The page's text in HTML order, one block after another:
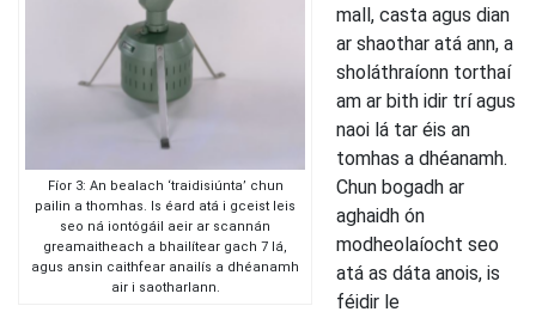
Fíor 3: An bealach ‘traidisiúnta’ chun
pailin a thomhas. Is éard atá i gceist leis
seo ná iontógáil aeir ar scannán
greamaitheach a bhailítear gach 7 lá,
agus ansin caithfear anailís a dhéanamh
air i saotharlann.
mall, casta agus dian
ar shaothar atá ann, a
sholáthraíonn torthaí
am ar bith idir trí agus
naoi lá tar éis an
tomhas a dhéanamh.
Chun bogadh ar
aghaidh ón
modheolaíocht seo
atá as dáta anois, is
féidir le